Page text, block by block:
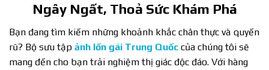
Ngây Ngất, Thoả Sức Khám Phá
Bạn đang tìm kiếm những khoảnh khắc chân thực và quyến
rũ? Bộ sưu tập ảnh lồn gái Trung Quốc của chúng tôi sẽ
mang đến cho bạn trải nghiệm thị giác độc đáo. Với hàng